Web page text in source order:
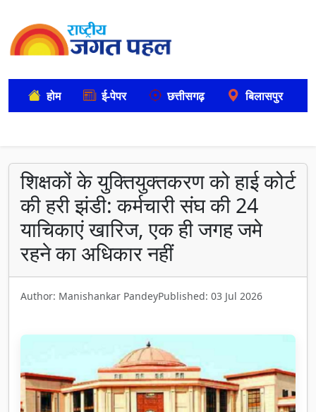
होम ई-पेपर छत्तीसगढ़ बिलासपुर
शिक्षकों के युक्तियुक्तकरण को हाई कोर्ट
की हरी झंडी: कर्मचारी संघ की 24
याचिकाएं खारिज, एक ही जगह जमे
रहने का अधिकार नहीं
Author: Manishankar PandeyPublished: 03 Jul 2026